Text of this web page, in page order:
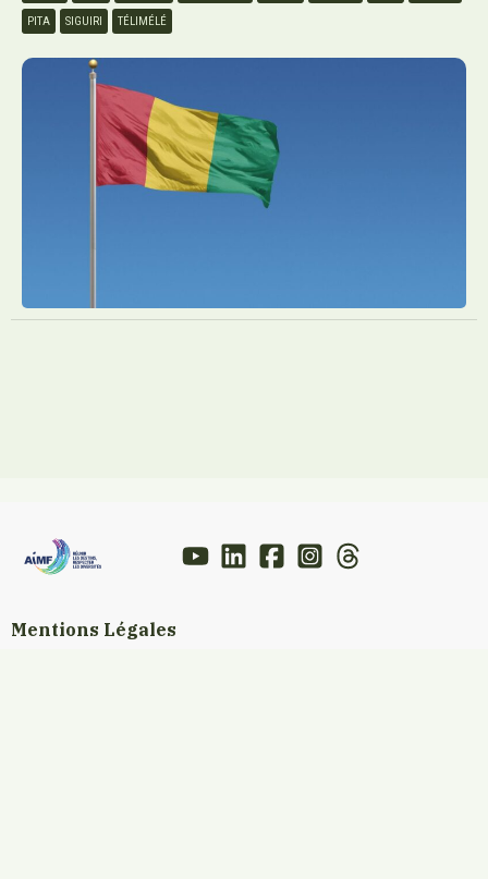
PITA SIGUIRI TÉLIMÉLÉ
Mentions Légales